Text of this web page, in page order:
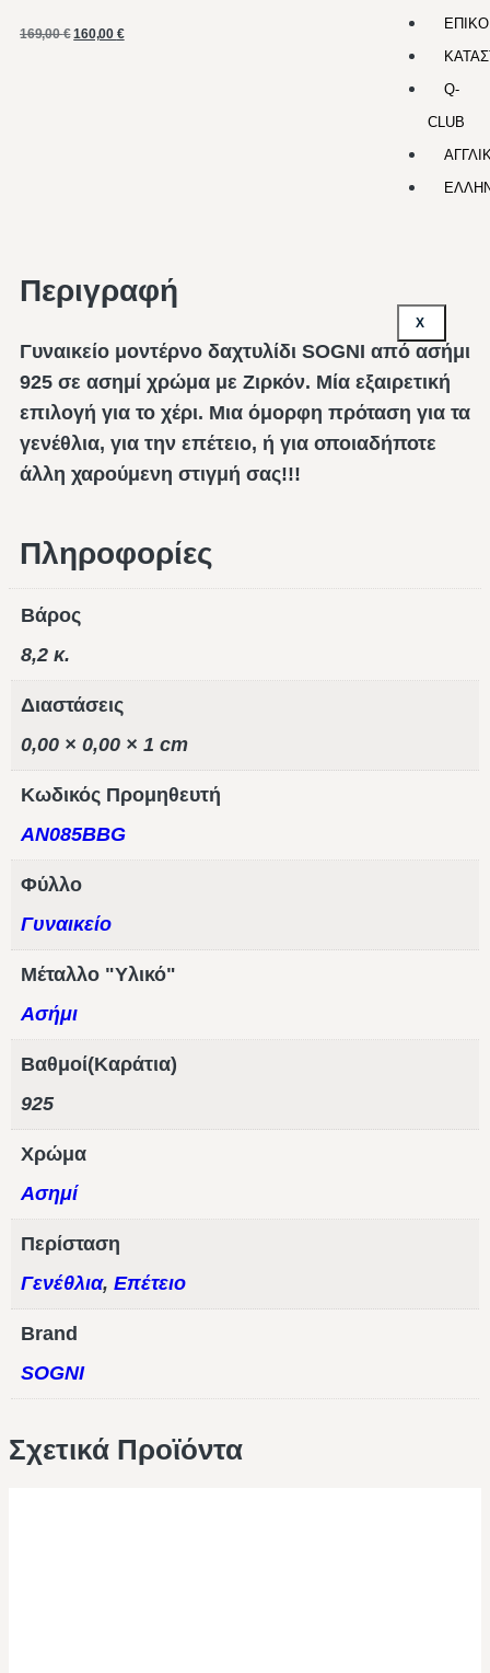
Q-
CLUB
X
169,00€ 160,00 €
Περιγραφή
Γυναικείο μοντέρνο δαχτυλίδι SOGNI από ασήμι
925 σε ασημί χρώμα με Ζιρκόν. Μία εξαιρετική
επιλογή για το χέρι. Μια όμορφη πρόταση για τα
γενέθλια, για την επέτειο, ή για οποιαδήποτε
άλλη χαρούμενη στιγμή σας!!!
Πληροφορίες
Βάρος
8,2 κ.
Διαστάσεις
0,00 × 0,00 × 1 cm
Κωδικός Προμηθευτή
AN085BBG
Φύλλο
Γυναικείο
Μέταλλο "Υλικό"
Ασήμι
Βαθμοί(Καράτια)
925
Χρώμα
Ασημί
Περίσταση
Γενέθλια, Επέτειο
Brand
SOGNI
Σχετικά Προϊόντα